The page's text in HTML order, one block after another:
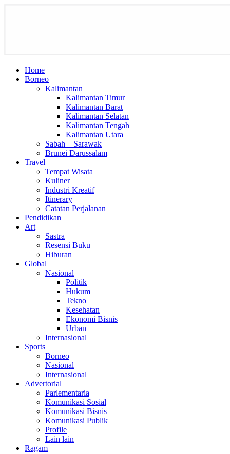
Home
Borneo
Kalimantan
Kalimantan Timur
Kalimantan Barat
Kalimantan Selatan
Kalimantan Tengah
Kalimantan Utara
Sabah – Sarawak
Brunei Darussalam
Travel
Tempat Wisata
Kuliner
Industri Kreatif
Itinerary
Catatan Perjalanan
Pendidikan
Art
Sastra
Resensi Buku
Hiburan
Global
Nasional
Politik
Hukum
Tekno
Kesehatan
Ekonomi Bisnis
Urban
Internasional
Sports
Borneo
Nasional
Internasional
Advertorial
Parlementaria
Komunikasi Sosial
Komunikasi Bisnis
Komunikasi Publik
Profile
Lain lain
Ragam